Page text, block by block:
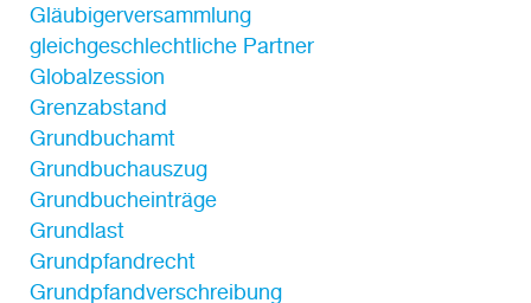
Gläubigerversammlung
gleichgeschlechtliche Partner
Globalzession
Grenzabstand
Grundbuchamt
Grundbuchauszug
Grundbucheinträge
Grundlast
Grundpfandrecht
Grundpfandverschreibung